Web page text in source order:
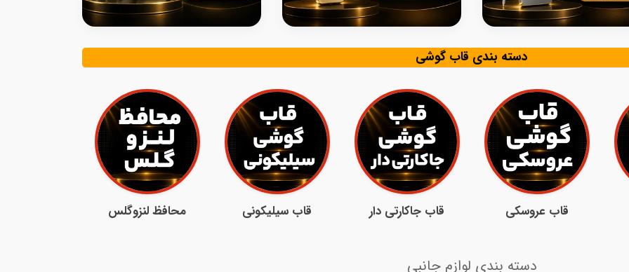
دسته بندی قاب گوشی
قاب عروسکی قاب جاکارتی دار قاب سیلیکونی محافظ لنزوگلس
دسته بندی لوازم جانبی